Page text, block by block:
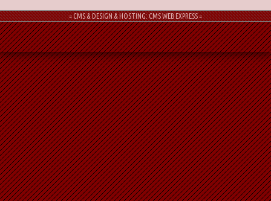
= CMS & DESIGN & HOSTING: CMS WEB EXPRESS =